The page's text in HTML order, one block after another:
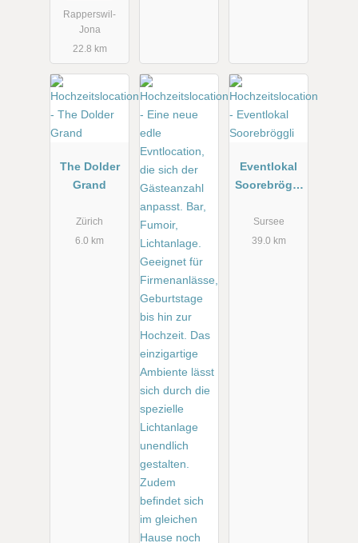
Rapperswil-
Jona
22.8 km
The Dolder
Grand
Zürich
6.0 km
Eventlokal
Soorebröggl
Sursee
39.0 km